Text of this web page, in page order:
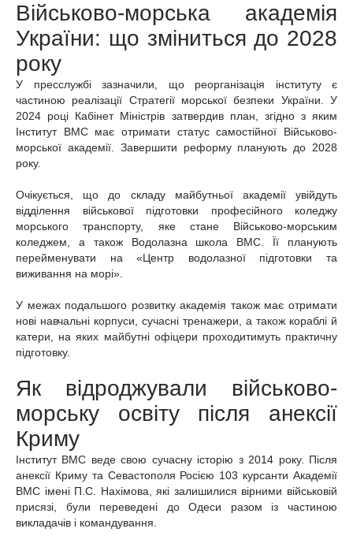
Військово-морська академія
України: що зміниться до 2028
року
У пресслужбі зазначили, що реорганізація інституту є
частиною реалізації Стратегії морської безпеки України. У
2024 році Кабінет Міністрів затвердив план, згідно з яким
Інститут ВМС має отримати статус самостійної Військово-
морської академії. Завершити реформу планують до 2028
року.
Очікується, що до складу майбутньої академії увійдуть
відділення військової підготовки професійного коледжу
морського транспорту, яке стане Військово-морським
коледжем, а також Водолазна школа ВМС. Її планують
перейменувати на «Центр водолазної підготовки та
виживання на морі».
У межах подальшого розвитку академія також має отримати
нові навчальні корпуси, сучасні тренажери, а також кораблі й
катери, на яких майбутні офіцери проходитимуть практичну
підготовку.
Як відроджували військово-
морську освіту після анексії
Криму
Інститут ВМС веде свою сучасну історію з 2014 року. Після
анексії Криму та Севастополя Росією 103 курсанти Академії
ВМС імені П.С. Нахімова, які залишилися вірними військовій
присязі, були переведені до Одеси разом із частиною
викладачів і командування.